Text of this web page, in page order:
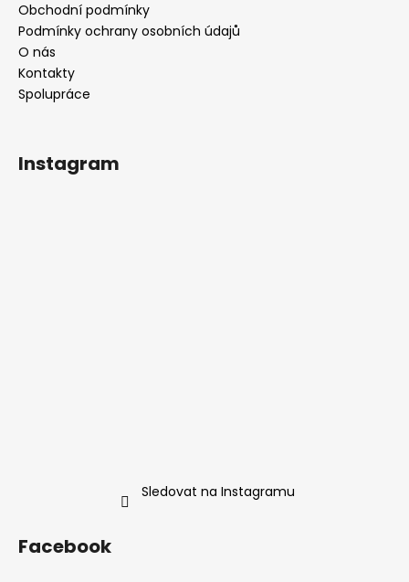
Obchodní podmínky
Podmínky ochrany osobních údajů
O nás
Kontakty
Spolupráce
Instagram
Sledovat na Instagramu
Facebook